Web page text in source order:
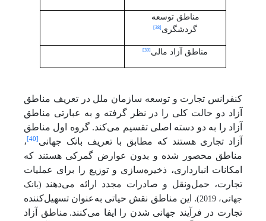
مناطق توسعه
گردشگری [38]
مناطق آزاد مالی [39]
کنفرانس تجارت و توسعه سازمان ملل در تعریف مناطق
آزاد دو حالت کلی را در نظر گرفته و به عبارتی مناطق
آزاد را به دو دسته اصلی تقسیم می‌کند. گروه اول مناطق
آزاد تجاری هستند که مطابق با تعریف بانک جهانی [40] ،
مناطق محصور شده و بدون عوارض گمرکی هستند که
امکانات انبارداری، ذخیره‌سازی و توزیع را برای عملیات
تجارت، حمل‌ونقل و صادرات مجدد ارائه می‌دهند (بانک
جهانی، 2019)
. این مناطق نقش حیاتی به‌عنوان تسهیل‌کننده
تجارت در فرآیند جهانی شدن را ایفا می‌کنند. مناطق آزاد